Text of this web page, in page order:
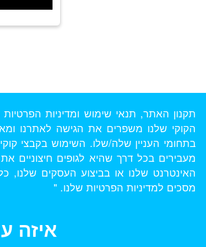
הקוקי שלנו משפרים את הגישה לאתרנו
בתחומי העניין שלה/שלו. השימוש בקבצי
מעבירים בכל דרך שהיא לגופים חיצוניים
האינטרנט שלנו או בביצוע העסקים
מסכים למדיניות הפרטיות שלנו. "
איזה